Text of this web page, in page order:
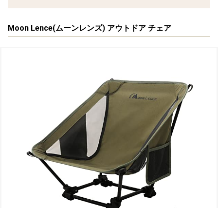
Moon Lence(ムーンレンズ) アウトドア チェア